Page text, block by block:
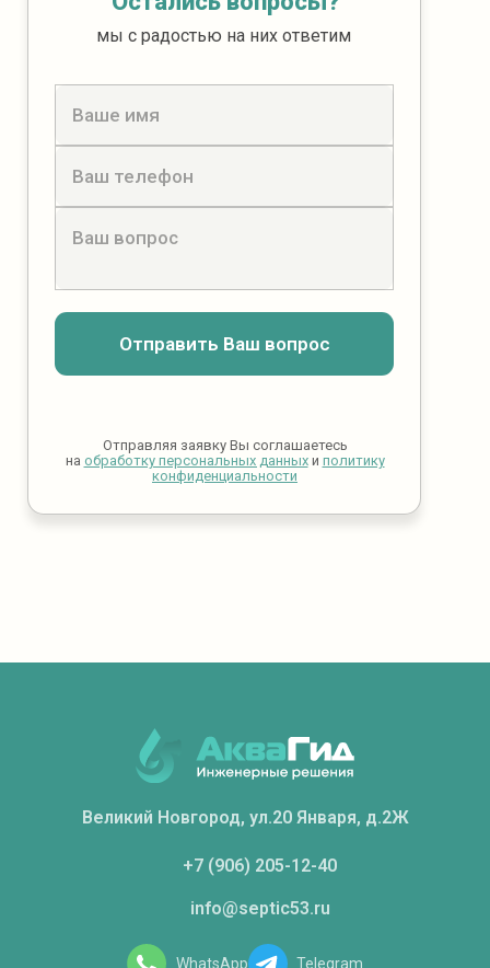
Отправляя заявку Вы соглашаетесь
на обработку персональных данных и политику
конфиденциальности
мы с радостью на них ответим
Отправить Ваш вопрос
Великий Новгород, ул.20 Января, д.2Ж
+7 (906) 205-12-40
info@septic53.ru
WhatsApp Telegram